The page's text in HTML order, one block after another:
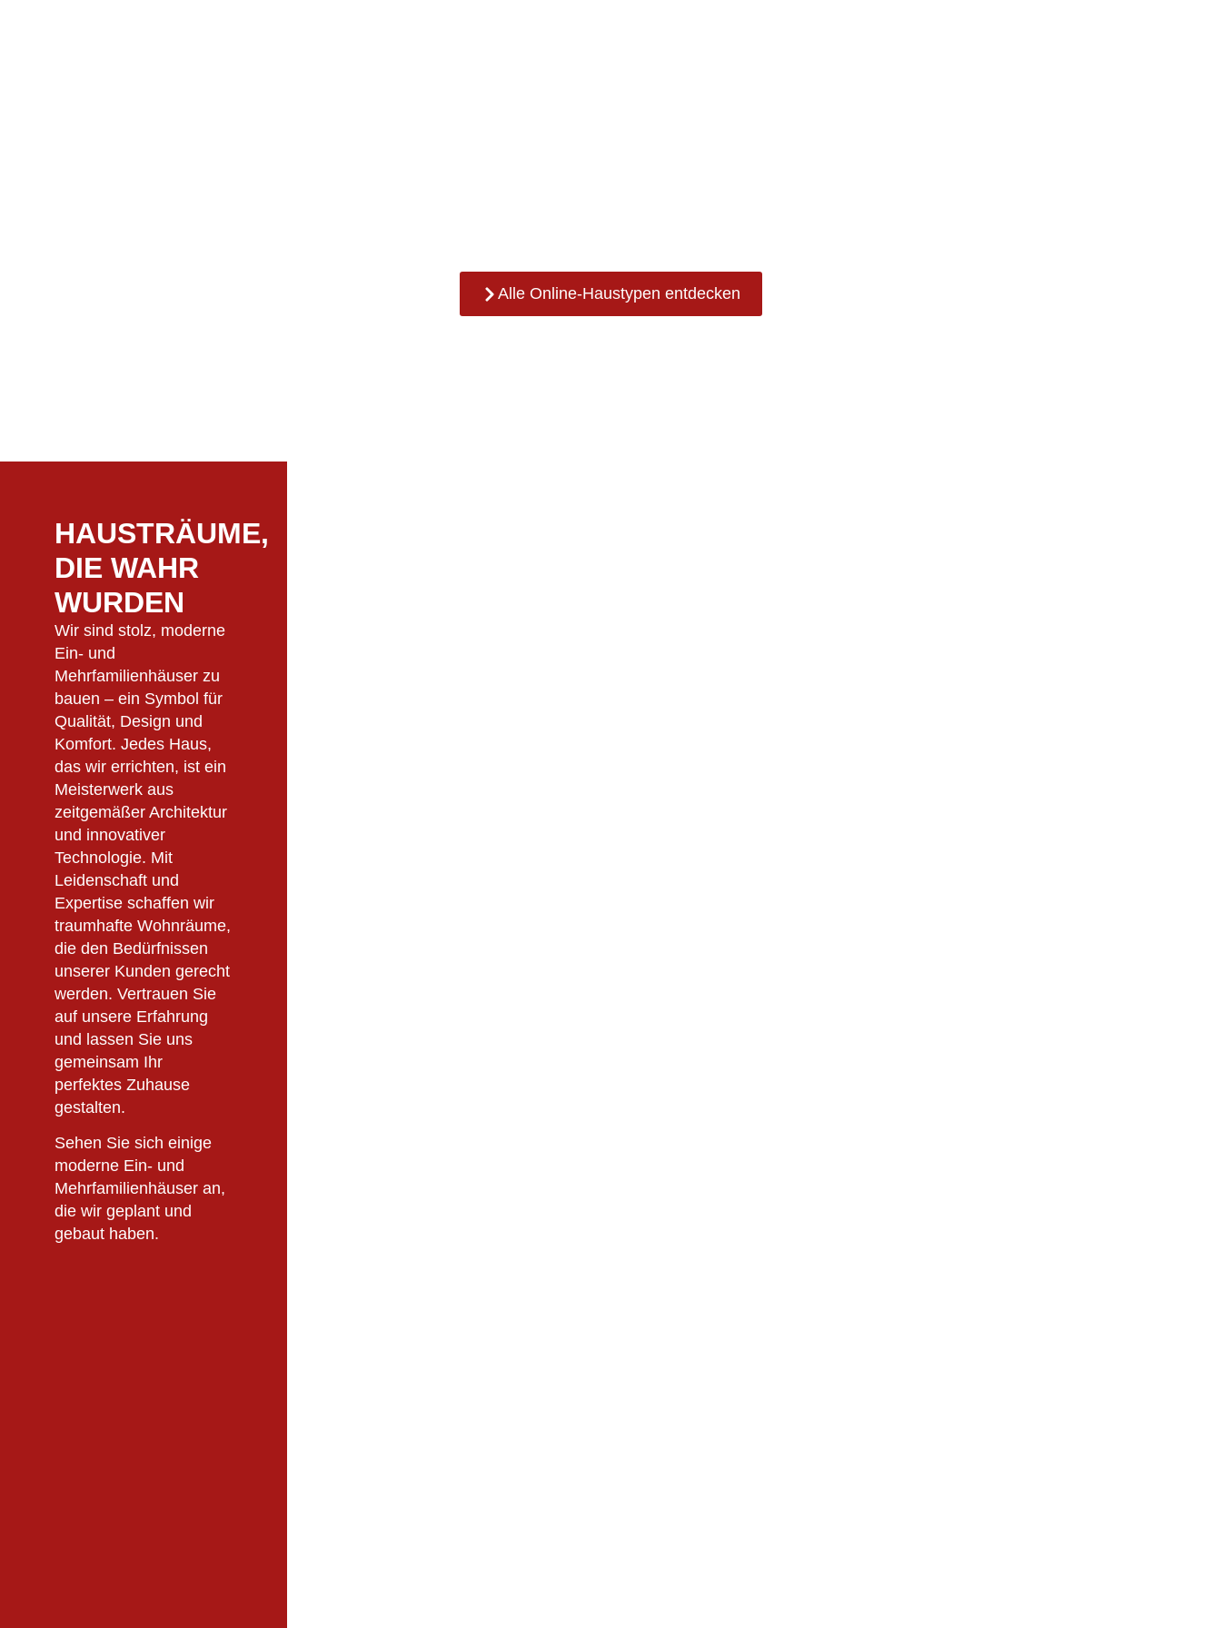
Alle Online-Haustypen entdecken
HAUSTRÄUME,
DIE WAHR
WURDEN
Wir sind stolz, moderne
Ein- und
Mehrfamilienhäuser zu
bauen – ein Symbol für
Qualität, Design und
Komfort. Jedes Haus,
das wir errichten, ist ein
Meisterwerk aus
zeitgemäßer Architektur
und innovativer
Technologie. Mit
Leidenschaft und
Expertise schaffen wir
traumhafte Wohnräume,
die den Bedürfnissen
unserer Kunden gerecht
werden. Vertrauen Sie
auf unsere Erfahrung
und lassen Sie uns
gemeinsam Ihr
perfektes Zuhause
gestalten.
Sehen Sie sich einige
moderne Ein- und
Mehrfamilienhäuser an,
die wir geplant und
gebaut haben.